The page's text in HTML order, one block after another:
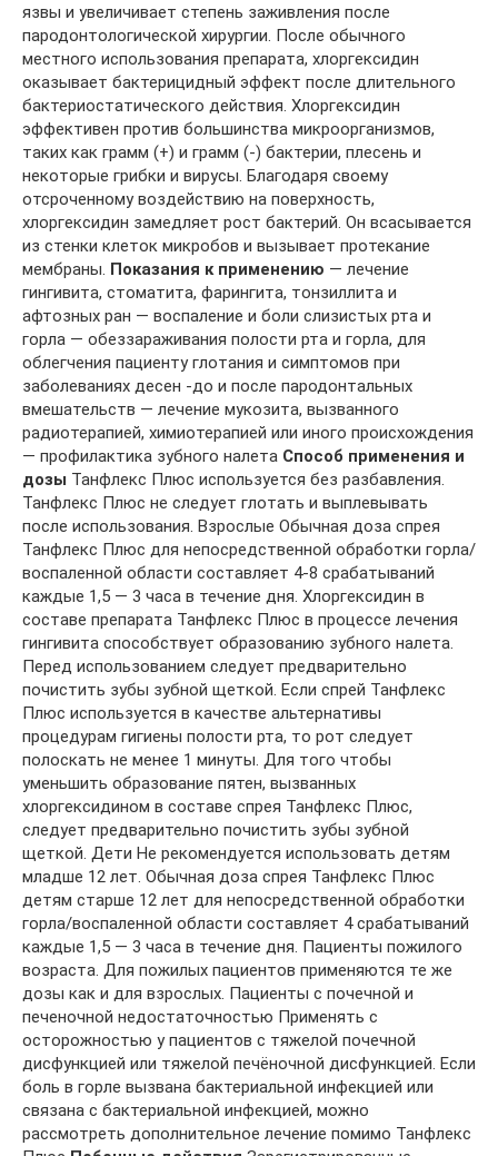
язвы и увеличивает степень заживления после
пародонтологической хирургии. После обычного
местного использования препарата, хлоргексидин
оказывает бактерицидный эффект после длительного
бактериостатического действия. Хлоргексидин
эффективен против большинства микроорганизмов,
таких как грамм (+) и грамм (-) бактерии, плесень и
некоторые грибки и вирусы. Благодаря своему
отсроченному воздействию на поверхность,
хлоргексидин замедляет рост бактерий. Он всасывается
из стенки клеток микробов и вызывает протекание
мембраны. Показания к применению — лечение
гингивита, стоматита, фарингита, тонзиллита и
афтозных ран — воспаление и боли слизистых рта и
горла — обеззараживания полости рта и горла, для
облегчения пациенту глотания и симптомов при
заболеваниях десен -до и после пародонтальных
вмешательств — лечение мукозита, вызванного
радиотерапией, химиотерапией или иного происхождения
— профилактика зубного налета Способ применения и
дозы Танфлекс Плюс используется без разбавления.
Танфлекс Плюс не следует глотать и выплевывать
после использования. Взрослые Обычная доза спрея
Танфлекс Плюс для непосредственной обработки горла/
воспаленной области составляет 4-8 срабатываний
каждые 1,5 — 3 часа в течение дня. Хлоргексидин в
составе препарата Танфлекс Плюс в процессе лечения
гингивита способствует образованию зубного налета.
Перед использованием следует предварительно
почистить зубы зубной щеткой. Если спрей Танфлекс
Плюс используется в качестве альтернативы
процедурам гигиены полости рта, то рот следует
полоскать не менее 1 минуты. Для того чтобы
уменьшить образование пятен, вызванных
хлоргексидином в составе спрея Танфлекс Плюс,
следует предварительно почистить зубы зубной
щеткой. Дети Не рекомендуется использовать детям
младше 12 лет. Обычная доза спрея Танфлекс Плюс
детям старше 12 лет для непосредственной обработки
горла/воспаленной области составляет 4 срабатываний
каждые 1,5 — 3 часа в течение дня. Пациенты пожилого
возраста. Для пожилых пациентов применяются те же
дозы как и для взрослых. Пациенты с почечной и
печеночной недостаточностью Применять с
осторожностью у пациентов с тяжелой почечной
дисфункцией или тяжелой печёночной дисфункцией. Если
боль в горле вызвана бактериальной инфекцией или
связана с бактериальной инфекцией, можно
рассмотреть дополнительное лечение помимо Танфлекс